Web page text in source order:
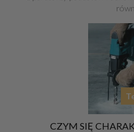
CZYM SIĘ